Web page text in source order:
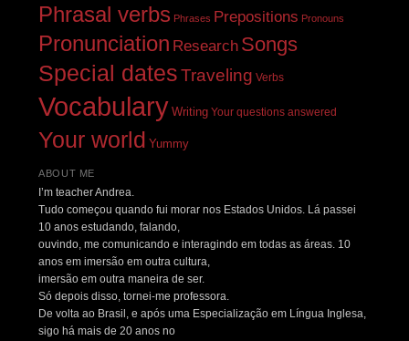
Phrasal verbs Phrases Prepositions Pronouns
Pronunciation Research Songs
Special dates Traveling Verbs
Vocabulary Writing Your questions answered
Your world Yummy
ABOUT ME
I’m teacher Andrea.
Tudo começou quando fui morar nos Estados Unidos. Lá passei
10 anos estudando, falando,
ouvindo, me comunicando e interagindo em todas as áreas. 10
anos em imersão em outra cultura,
imersão em outra maneira de ser.
Só depois disso, tornei-me professora.
De volta ao Brasil, e após uma Especialização em Língua Inglesa,
sigo há mais de 20 anos no